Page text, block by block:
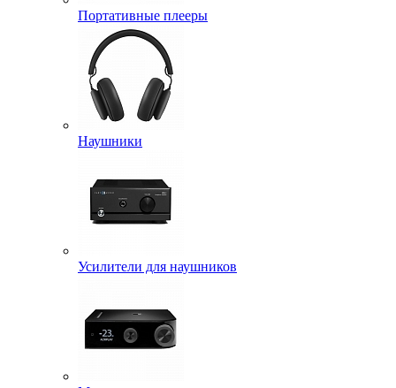
Портативные плееры
Наушники
Усилители для наушников